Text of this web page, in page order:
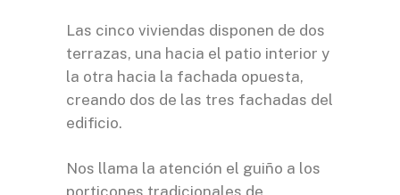
Las cinco viviendas disponen de dos
terrazas, una hacia el patio interior y
la otra hacia la fachada opuesta,
creando dos de las tres fachadas del
edificio.
Nos llama la atención el guiño a los